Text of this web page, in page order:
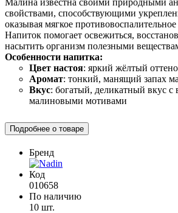
свойствами, способствующими
оказывая мягкое противовоспалительное
Напиток помогает освежиться,
насытить организм полезными
Особенности напитка:
Цвет настоя: яркий жёлтый
Аромат: тонкий, манящий запах
Вкус: богатый, деликатный вкус с
малиновыми мотивами
Подробнее о товаре
Бренд
Код
010658
По наличию
10 шт.